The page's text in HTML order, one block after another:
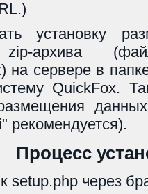
установку
zip-архива
на сервере в
QuickFox.
рекомендуется).
Процесс
setup.php через